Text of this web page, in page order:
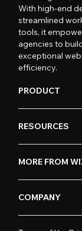
With high-end
streamlined
tools, it
agencies to
exceptional
efficiency.
PRODUCT
RESOURCES
MORE FROM
COMPANY